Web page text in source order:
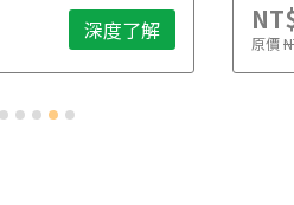
深度了解 原價